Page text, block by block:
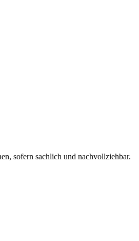
sofern sachlich und nachvollziehbar.